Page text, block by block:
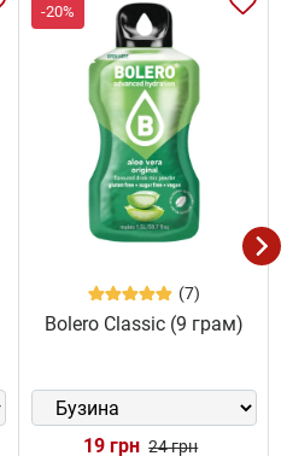
-20%
(7)
Bolero Classic (9 грам)
19 грн 24 грн